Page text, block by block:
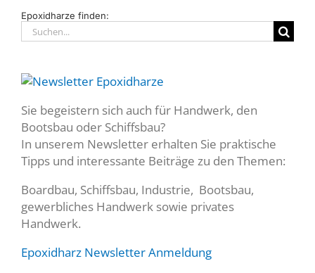
Epoxidharze finden:
Suche
nach:
Sie begeistern sich auch für Handwerk, den
Bootsbau oder Schiffsbau?
In unserem Newsletter erhalten Sie praktische
Tipps und interessante Beiträge zu den Themen:
Boardbau, Schiffsbau, Industrie, Bootsbau,
gewerbliches Handwerk sowie privates
Handwerk.
Epoxidharz Newsletter Anmeldung